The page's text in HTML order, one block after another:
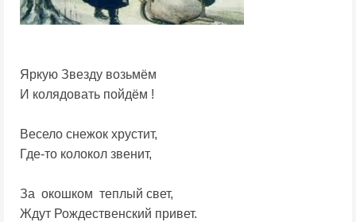
Яркую Звезду возьмём
И колядовать пойдём !
Весело снежок хрустит,
Где-то колокол звенит,
За окошком теплый свет,
Ждут Рождественский привет.